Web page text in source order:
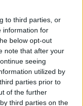
to third parties, or
information for
below opt-out
note that after your
seeing
utilized by
parties prior to
of the further
third parties on the